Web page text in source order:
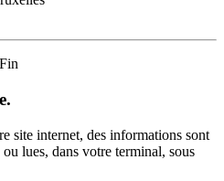
site internet, des informations sont
lues, dans votre terminal, sous